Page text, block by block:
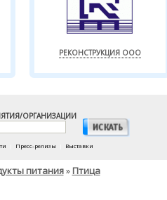
РЕКОНСТРУКЦИЯ ООО
ОРГАНИЗАЦИИ
Пресс-релизы Выставки
питания» Птица